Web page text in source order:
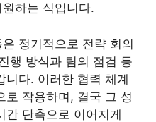
하는 식입니다.
정기적으로 전략 회의
행 방식과 팀의 점검 등
니다. 이러한 협력 체계
로 작용하며, 결국 그 성
간 단축으로 이어지게